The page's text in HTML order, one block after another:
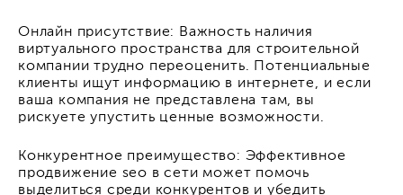
Онлайн присутствие: Важность наличия
виртуального пространства для строительной
компании трудно переоценить. Потенциальные
клиенты ищут информацию в интернете, и если
ваша компания не представлена там, вы
рискуете упустить ценные возможности.
Конкурентное преимущество: Эффективное
продвижение seo в сети может помочь
выделиться среди конкурентов и убедить